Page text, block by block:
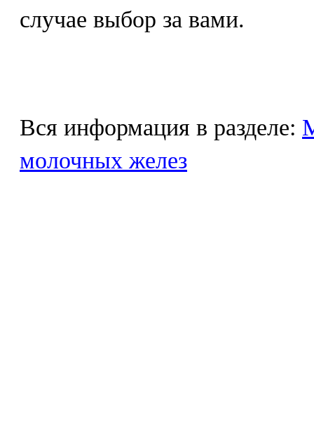
случае выбор за вами.
Вся информация в разделе:
молочных желез